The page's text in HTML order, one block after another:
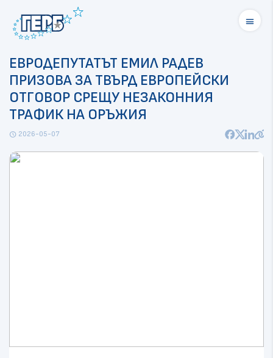
menu
ЕВРОДЕПУТАТЪТ ЕМИЛ РАДЕВ
ПРИЗОВА ЗА ТВЪРД ЕВРОПЕЙСКИ
ОТГОВОР СРЕЩУ НЕЗАКОННИЯ
ТРАФИК НА ОРЪЖИЯ
schedule 2026-05-07